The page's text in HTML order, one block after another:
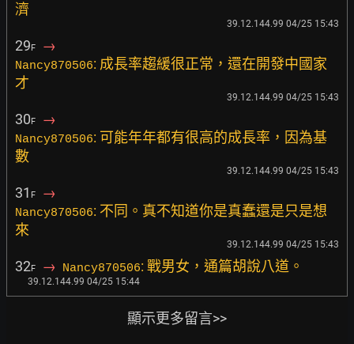
濟
39.12.144.99 04/25 15:43
29F →
Nancy870506: 成長率趨緩很正常，還在開發中國家
才
39.12.144.99 04/25 15:43
30F →
Nancy870506: 可能年年都有很高的成長率，因為基
數
39.12.144.99 04/25 15:43
31 F →
Nancy870506: 不同。真不知道你是真蠢還是只是想
來
39.12.144.99 04/25 15:43
32F → Nancy870506: 戰男女，通篇胡說八道。
39.12.144.99 04/25 15:44
顯示更多留言>>